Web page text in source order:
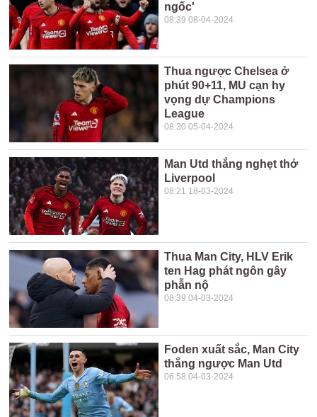
ngốc'
08:39 08-04-2024
Thua ngược Chelsea ở
phút 90+11, MU cạn hy
vọng dự Champions
League
08:30 05-04-2024
Man Utd thắng nghẹt thở
Liverpool
08:21 18-03-2024
Thua Man City, HLV Erik
ten Hag phát ngôn gây
phẫn nộ
08:39 04-03-2024
Foden xuất sắc, Man City
thắng ngược Man Utd
06:58 04-03-2024